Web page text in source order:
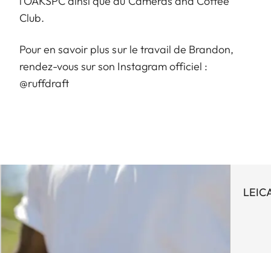
Club.
Pour en savoir plus sur le travail de Brandon,
rendez-vous sur son Instagram officiel :
@ruffdraft